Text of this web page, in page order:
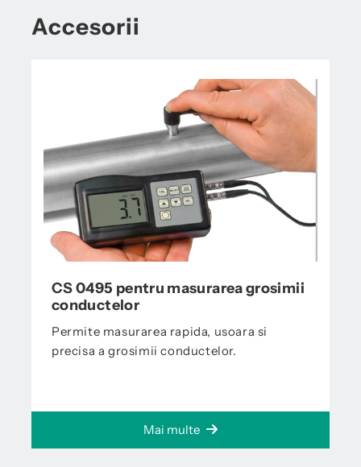
Accesorii
CS 0495 pentru masurarea grosimii
conductelor
Permite masurarea rapida, usoara si
precisa a grosimii conductelor.
Mai multe